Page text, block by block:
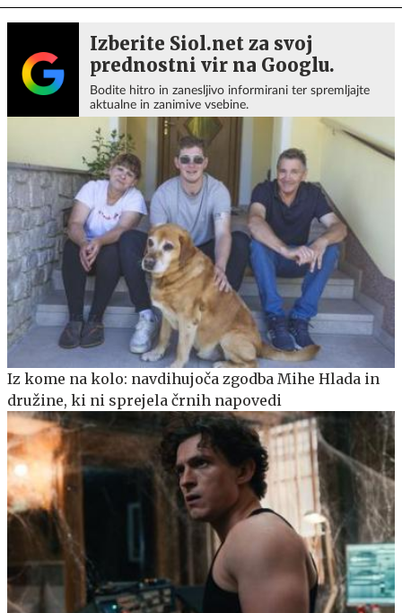
Izberite Siol.net za svoj
prednostni vir na Googlu.
Bodite hitro in zanesljivo informirani ter spremljajte
aktualne in zanimive vsebine.
Iz kome na kolo: navdihujoča zgodba Mihe Hlada in
družine, ki ni sprejela črnih napovedi